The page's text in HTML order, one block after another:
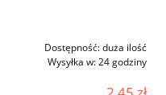
Dostępność:duża ilość
Wysyłka w:24 godziny